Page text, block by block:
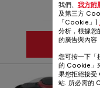
我們、 我方附
及第三方
「Cookie」)
分析，根據您
的廣告與內容
您可按一下
的 Cookie」
果您拒絕接
站. 所必需的